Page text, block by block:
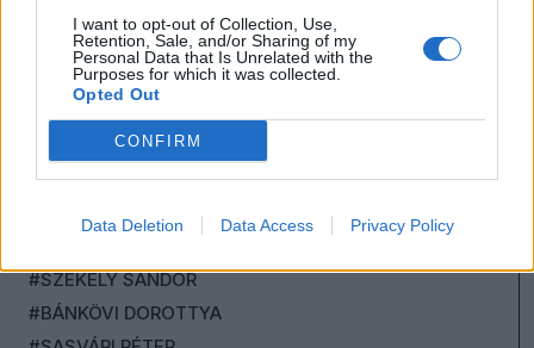
I want to opt-out of Collection, Use,
Retention, Sale, and/or Sharing of my
Personal Data that Is Unrelated with the
Purposes for which it was collected.
Opted Out
CONFIRM
Data Deletion Data Access Privacy Policy
#FONAY TAMÁS
#SABATER
#FELCSER V. ÖRS
#NAGY PÁL
#UJVÁRI BARBARA
#SZÉKELY SÁNDOR
#BÁNKÖVI DOROTTYA